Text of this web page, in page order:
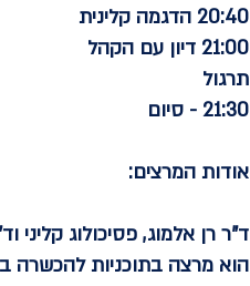
20:40 הדגמה קלינית
21:00 דיון עם הקהל
תרגול
21:30 - סיום
אודות המרצים:
ד"ר רן אלמוג